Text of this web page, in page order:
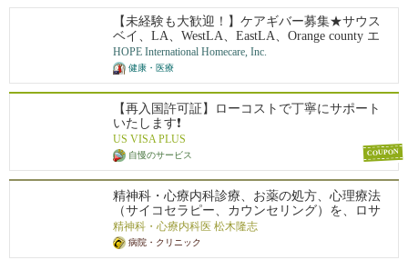
は、弊社で買取も致します。お取り扱いブラン
ド：YAMAHA・KAWAI・STEINWAY&SONS。
ファウンテンバレーで ピアノレッスンも開催
中。初級から上級まで全ての年齢の方にお教え
致します。
【未経験も大歓迎！】ケアギバー募集★サウス
ベイ、LA、WestLA、EastLA、Orange county エ
リアなどで仕事があります。RN, LVN, CNA/HH
Aも同時募集中
HOPE International Homecare, Inc.
健康・医療
COUPON
【再入国許可証】ローコストで丁寧にサポート
いたします❗️
US VISA PLUS
自慢のサービス
精神科・心療内科診療、お薬の処方、心理療法
（サイコセラピー、カウンセリング）を、ロサ
ンゼルス・オレンジカウンティにお住いの方を
対象に日本語で行っています。どんな小さなこ
精神科・心療内科医 松木隆志
病院・クリニック